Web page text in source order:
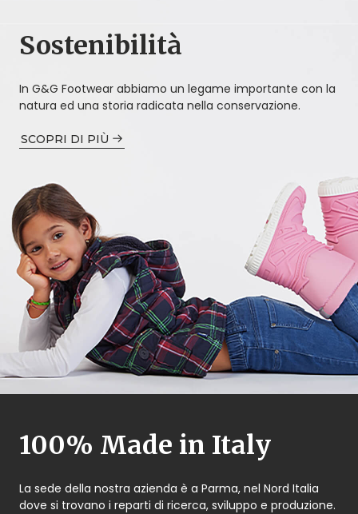
Sostenibilità
In G&G Footwear abbiamo un legame importante con la
natura ed una storia radicata nella conservazione.
SCOPRI DI PIÙ
100% Made in Italy
La sede della nostra azienda è a Parma, nel Nord Italia
dove si trovano i reparti di ricerca, sviluppo e produzione.